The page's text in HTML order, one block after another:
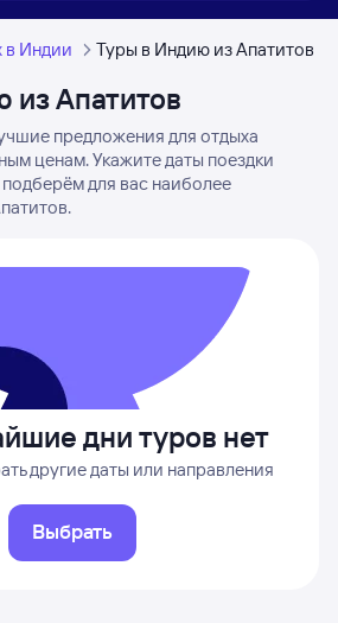
в Индии Туры в Индию из Апатитов
из Апатитов
предложения для отдыха
ценам. Укажите даты поездки
для вас наиболее
дни туров нет
другие даты или направления
Выбрать